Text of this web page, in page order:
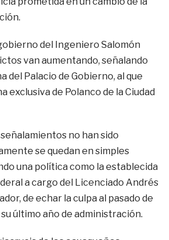
del Ingeniero Salomón
van aumentando, señalando
del Palacio de Gobierno, al que
exclusiva de Polanco de la Ciudad
no han sido
se quedan en simples
una política como la establecida
a cargo del Licenciado Andrés
de echar la culpa al pasado de
último año de administración.